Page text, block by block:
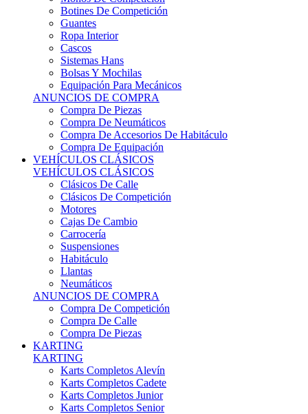
Botines De Competición
Guantes
Ropa Interior
Cascos
Sistemas Hans
Bolsas Y Mochilas
Equipación Para Mecánicos
ANUNCIOS DE COMPRA
Compra De Piezas
Compra De Neumáticos
Compra De Accesorios De Habitáculo
Compra De Equipación
VEHÍCULOS CLÁSICOS
VEHÍCULOS CLÁSICOS
Clásicos De Calle
Clásicos De Competición
Motores
Cajas De Cambio
Carrocería
Suspensiones
Habitáculo
Llantas
Neumáticos
ANUNCIOS DE COMPRA
Compra De Competición
Compra De Calle
Compra De Piezas
KARTING
KARTING
Karts Completos Alevín
Karts Completos Cadete
Karts Completos Junior
Karts Completos Senior